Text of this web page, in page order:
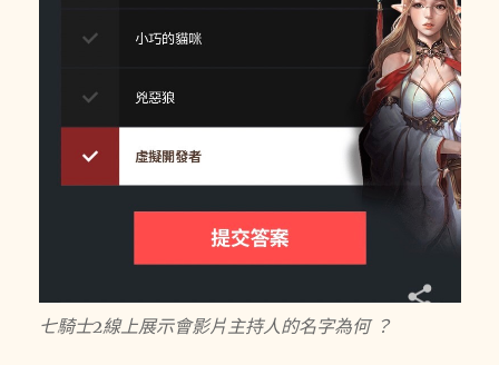
七騎士2線上展示會影片主持人的名字為何 ？